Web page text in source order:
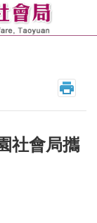
社會局攜